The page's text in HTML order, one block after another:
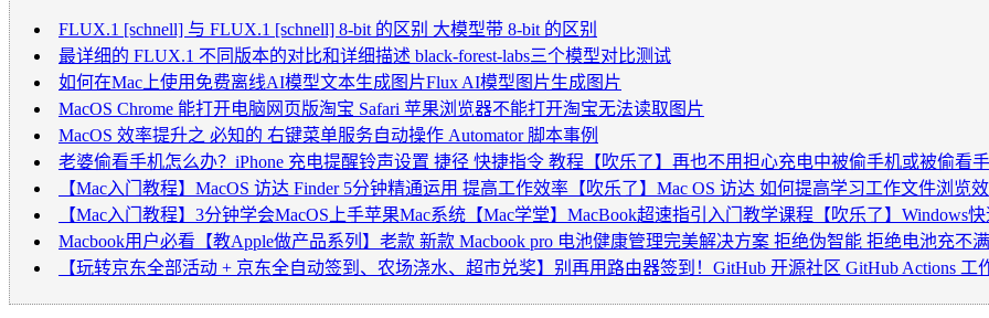
FLUX.1 [schnell] 与 FLUX.1 [schnell] 8-bit 的区别 大模型带 8-bit 的区别
最详细的 FLUX.1 不同版本的对比和详细描述 black-forest-labs三个模型对比测试
如何在Mac上使用免费离线AI模型文本生成图片Flux AI模型图片生成图片
MacOS Chrome 能打开电脑网页版淘宝 Safari 苹果浏览器不能打开淘宝无法读取图片
MacOS 效率提升之 必知的 右键菜单服务自动操作 Automator 脚本事例
老婆偷看手机怎么办？iPhone 充电提醒铃声设置 捷径 快捷指令 教程【吹乐了】再也不用担心充电中被偷手机或被偷看
【Mac入门教程】MacOS 访达 Finder 5分钟精通运用 提高工作效率【吹乐了】Mac OS 访达 如何提高学习工作文件浏览
【Mac入门教程】3分钟学会MacOS上手苹果Mac系统【Mac学堂】MacBook超速指引入门教学课程【吹乐了】Windows
Macbook用户必看【教Apple做产品系列】老款 新款 Macbook pro 电池健康管理完美解决方案 拒绝伪智能 拒绝电池充不
【玩转京东全部活动 + 京东全自动签到、农场浇水、超市兑奖】别再用路由器签到！GitHub 开源社区 GitHub Actions